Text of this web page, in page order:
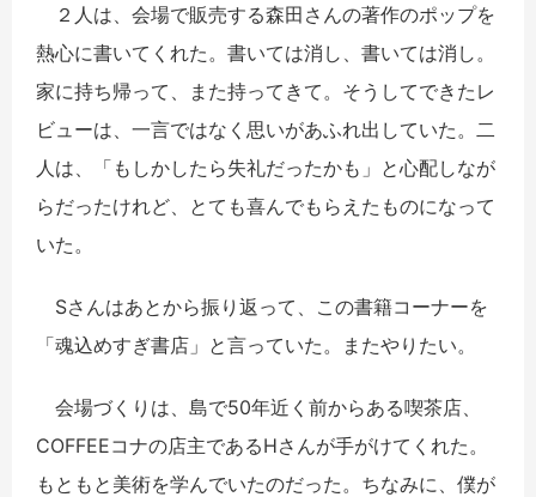
２人は、会場で販売する森田さんの著作のポップを
熱心に書いてくれた。書いては消し、書いては消し。
家に持ち帰って、また持ってきて。そうしてできたレ
ビューは、一言ではなく思いがあふれ出していた。二
人は、「もしかしたら失礼だったかも」と心配しなが
らだったけれど、とても喜んでもらえたものになって
いた。
Sさんはあとから振り返って、この書籍コーナーを
「魂込めすぎ書店」と言っていた。またやりたい。
会場づくりは、島で50年近く前からある喫茶店、
COFFEEコナの店主であるHさんが手がけてくれた。
もともと美術を学んでいたのだった。ちなみに、僕が